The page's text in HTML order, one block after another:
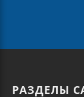
РАЗДЕЛЫ